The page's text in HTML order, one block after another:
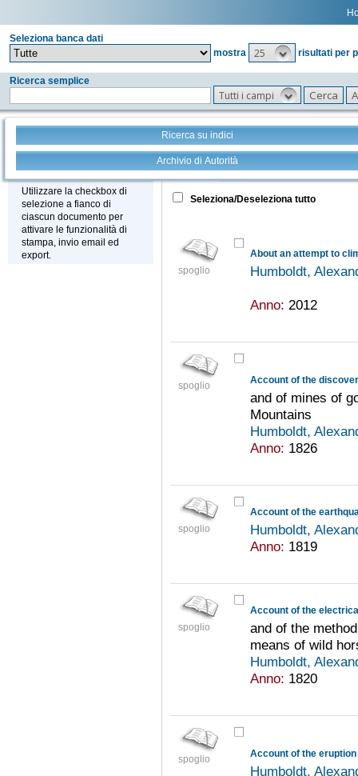
Seleziona banca dati
mostra
25 risultati per
Ricerca semplice
Tutti i campi
Ricerca su indici
Archivio di Autorità
Stampa - Email - Export
Utilizzare la checkbox di
selezione a fianco di
ciascun documento per
attivare le funzionalità di
stampa, invio email ed
export.
Tutto +
Seleziona/Deseleziona tutto
spoglio
About an attempt to
Humboldt,
Anno: 2012
spoglio Account of the
and of mines of
Mountains
Humboldt,
Anno: 1826
spoglio
Humboldt,
Anno: 1819
spoglio
Account of the
and of the
means of wild
Humboldt,
Anno: 1820
spoglio Account of the
Humboldt,